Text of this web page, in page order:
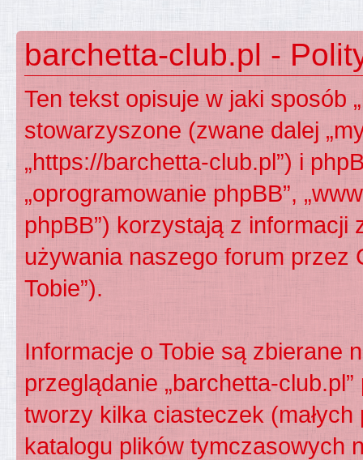
barchetta-club.pl -
Ten tekst opisuje w jaki sposób
stowarzyszone (zwane dalej
„https://barchetta-club.pl”) i
„oprogramowanie phpBB”,
phpBB”) korzystają z
używania naszego forum przez
Tobie”).
Informacje o Tobie są zbierane
przeglądanie „barchetta-
tworzy kilka ciasteczek
katalogu plików tymczasowych